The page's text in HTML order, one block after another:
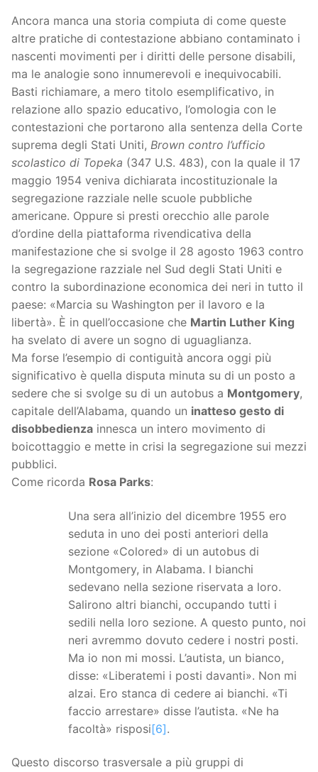
Ancora manca una storia compiuta di come queste
altre pratiche di contestazione abbiano contaminato i
nascenti movimenti per i diritti delle persone disabili,
ma le analogie sono innumerevoli e inequivocabili.
Basti richiamare, a mero titolo esemplificativo, in
relazione allo spazio educativo, l’omologia con le
contestazioni che portarono alla sentenza della Corte
suprema degli Stati Uniti, Brown contro l’ufficio
scolastico di Topeka (347 U.S. 483), con la quale il 17
maggio 1954 veniva dichiarata incostituzionale la
segregazione razziale nelle scuole pubbliche
americane. Oppure si presti orecchio alle parole
d’ordine della piattaforma rivendicativa della
manifestazione che si svolge il 28 agosto 1963 contro
la segregazione razziale nel Sud degli Stati Uniti e
contro la subordinazione economica dei neri in tutto il
paese: «Marcia su Washington per il lavoro e la
libertà». È in quell’occasione che Martin Luther King
ha svelato di avere un sogno di uguaglianza.
Ma forse l’esempio di contiguità ancora oggi più
significativo è quella disputa minuta su di un posto a
sedere che si svolge su di un autobus a Montgomery,
capitale dell’Alabama, quando un inatteso gesto di
disobbedienza innesca un intero movimento di
boicottaggio e mette in crisi la segregazione sui mezzi
pubblici.
Come ricorda Rosa Parks:
Una sera all’inizio del dicembre 1955 ero
seduta in uno dei posti anteriori della
sezione «Colored» di un autobus di
Montgomery, in Alabama. I bianchi
sedevano nella sezione riservata a loro.
Salirono altri bianchi, occupando tutti i
sedili nella loro sezione. A questo punto, noi
neri avremmo dovuto cedere i nostri posti.
Ma io non mi mossi. L’autista, un bianco,
disse: «Liberatemi i posti davanti». Non mi
alzai. Ero stanca di cedere ai bianchi. «Ti
faccio arrestare» disse l’autista. «Ne ha
facoltà» risposi[6].
Questo discorso trasversale a più gruppi di